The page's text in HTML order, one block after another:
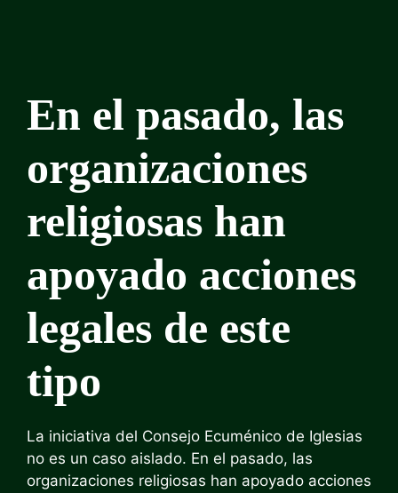
En el pasado, las
organizaciones
religiosas han
apoyado acciones
legales de este
tipo
La iniciativa del Consejo Ecuménico de Iglesias
no es un caso aislado. En el pasado, las
organizaciones religiosas han apoyado acciones